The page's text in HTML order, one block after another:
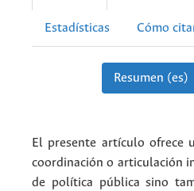
Estadísticas Cómo
Resumen (es)
El presente artículo ofrece
coordinación o articulación
de política pública sino